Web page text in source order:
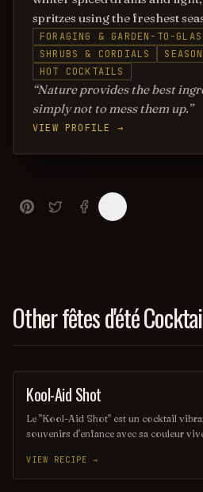
spritzes using the freshest
FORAGING & GARDEN-TO-
SHRUBS & CORDIALS
HOT COCKTAILS
Nature provides the best
simply not to mess them up.
VIEW PROFILE →
Other fêtes d'été
SHOT
Kool-Aid Shot
Le "Kool-Aid Shot" est un cocktail
souvenirs d'enfance avec sa couleur
Aid, ce shot rafraîchissant est parfait
entre amis. Sa simplicité et son côté
VIEW RECIPE →